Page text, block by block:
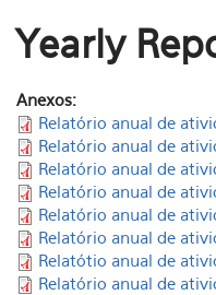
Yearly
Anexos:
Relatório anual de
Relatório anual de
Relatório anual de
Relatório anual de
Relatório anual de
Relatório anual de
Relatótio anual de
Relatório anual de